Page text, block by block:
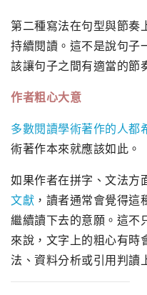
第二種寫法在句型與節奏
持續閱讀。這不是說句子
該讓句子之間有適當的節
作者粗心大意
多數閱讀學術著作的人都
術著作本來就應該如此。
如果作者在拼字、文法方
文獻 ，讀者通常會覺得
繼續讀下去的意願。這不
來說，文字上的粗心有時
法、資料分析或引用判讀